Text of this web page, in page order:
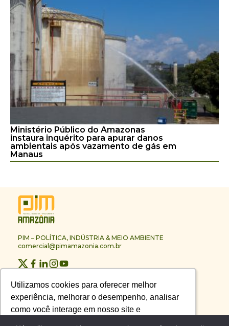
Utilizamos cookies para oferecer melhor
experiência, melhorar o desempenho, analisar
como você interage em nosso site e
Utilizamos cookies para oferecer melhor
experiência, melhorar o desempenho, analisar
como você interage em nosso site e
Ministério Público do Amazonas
instaura inquérito para apurar danos
ambientais após vazamento de gás em
Manaus
PIM – POLÍTICA, INDÚSTRIA & MEIO AMBIENTE
comercial@pimamazonia.com.br
Contato
Publicidade
Melhores Empresas